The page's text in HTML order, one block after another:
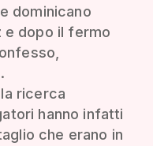
dominicano
e dopo il fermo
ricerca
hanno infatti
che erano in